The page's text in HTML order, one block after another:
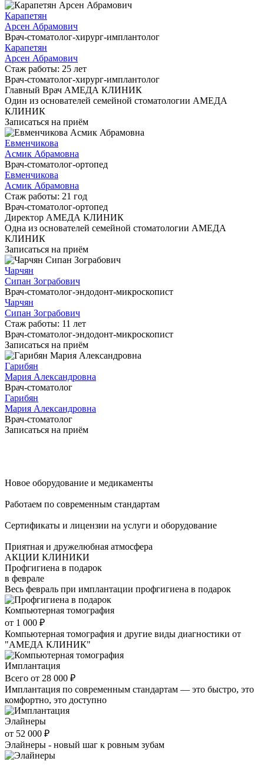
Карапетян
Арсен Абрамович
Врач-стоматолог-хирург-имплантолог
Карапетян
Арсен Абрамович
Стаж работы: 25 лет
Врач-стоматолог-хирург-имплантолог
Главный Врач АМЕДА КЛИНИК
Один из основателей семейной стоматологии АМЕДА
КЛИНИК
Записаться на приём
Евменчикова
Асмик Абрамовна
Врач-стоматолог-ортопед
Евменчикова
Асмик Абрамовна
Стаж работы: 21 год
Врач-стоматолог-ортопед
Директор АМЕДА КЛИНИК
Одна из основателей семейной стоматологии АМЕДА
КЛИНИК
Записаться на приём
Чарчян
Сипан Зограбович
Врач-стоматолог-эндодонт-микроскопист
Чарчян
Сипан Зограбович
Стаж работы: 11 лет
Врач-стоматолог-эндодонт-микроскопист
Записаться на приём
Гарибян
Мария Александровна
Врач-стоматолог
Гарибян
Мария Александровна
Врач-стоматолог
Записаться на приём
Новое оборудование и медикаменты
Работаем по современным стандартам
Сертификаты и лицензии на услуги и оборудование
Приятная и дружелюбная атмосфера
АКЦИИ КЛИНИКИ
Профгигиена в подарок
в феврале
Весь февраль при имплантации профгигиена в подарок
Компьютерная томография
от 1 000 ₽
Компьютерная томография и другие виды диагностики от
"АМЕДА КЛИНИК"
Имплантация
Всего от 28 000 ₽
Имплантация по современным стандартам — это быстро, это
комфортно, это доступно
Элайнеры
от 52 000 ₽
Элайнеры - новый шаг к ровным зубам